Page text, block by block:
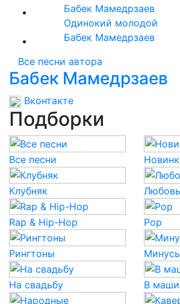
Бабек Мамедрзаев
Одинокий молодой
Бабек Мамедрзаев
Все песни автора
Бабек Мамедрзаев
Вконтакте
Подборки
Все песни
Клубняк Любовь
Rap & Hip-Hop Pop
Рингтоны
На свадьбу В